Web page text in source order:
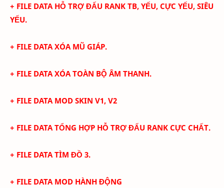
+ FILE DATA HỖ TRỢ ĐẤU RANK TB, YẾU, CỰC YẾU, SIÊU
YẾU.
+ FILE DATA XÓA MŨ GIÁP.
+ FILE DATA XÓA TOÀN BỘ ÂM THANH.
+ FILE DATA MOD SKIN V1, V2
+ FILE DATA TỔNG HỢP HỖ TRỢ ĐẤU RANK CỰC CHẤT.
+ FILE DATA TÌM ĐỒ 3.
+ FILE DATA MOD HÀNH ĐỘNG